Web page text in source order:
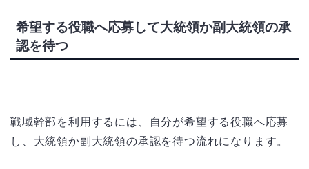
希望する役職へ応募して大統領か副大統領の承
認を待つ
戦域幹部を利用するには、自分が希望する役職へ応募
し、大統領か副大統領の承認を待つ流れになります。